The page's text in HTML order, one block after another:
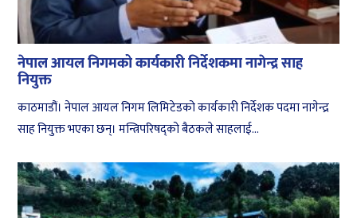
नेपाल आयल निगमको कार्यकारी निर्देशकमा नागेन्द्र साह
नियुक्त
काठमाडौं। नेपाल आयल निगम लिमिटेडको कार्यकारी निर्देशक पदमा नागेन्द्र
साह नियुक्त भएका छन्। मन्त्रिपरिषद्को बैठकले साहलाई...